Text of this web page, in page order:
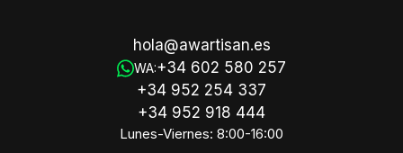
hola@awartisan.es
WA:+34 602 580 257
+34 952 254 337
+34 952 918 444
Lunes-Viernes: 8:00-16:00